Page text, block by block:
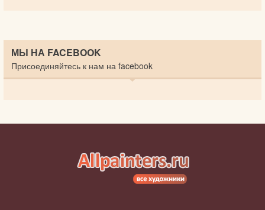
МЫ НА FACEBOOK
Присоединяйтесь к нам на facebook